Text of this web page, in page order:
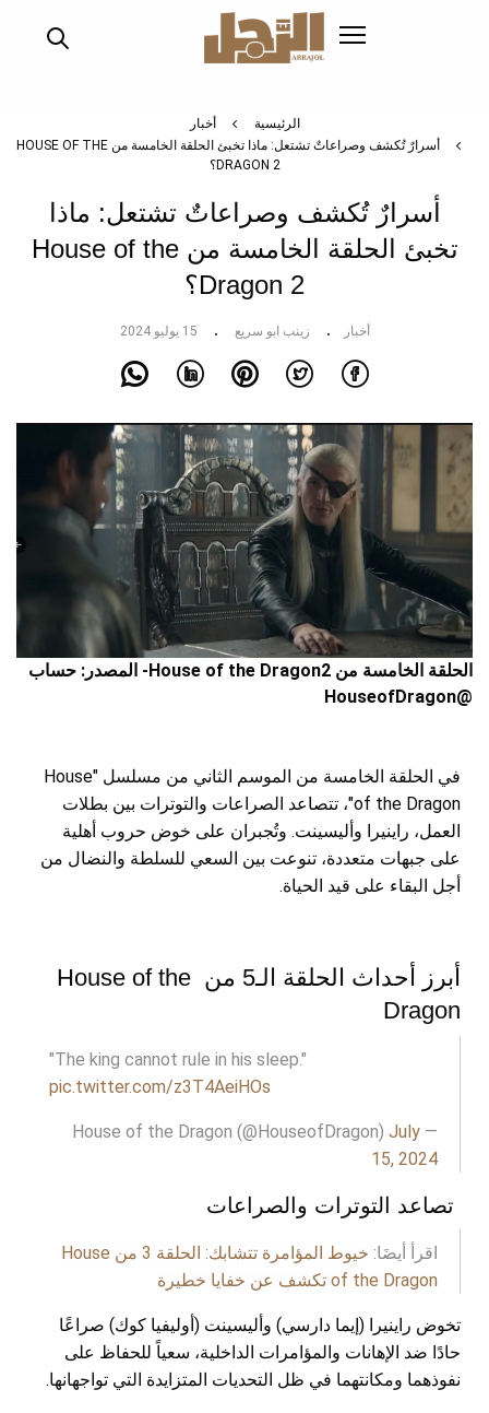
الرئيسية
أخبار
أسرارٌ تُكشف وصراعاتٌ تشتعل: ماذا تخبئ الحلقة الخامسة من HOUSE OF THE
DRAGON 2؟
أسرارٌ تُكشف وصراعاتٌ تشتعل: ماذا
تخبئ الحلقة الخامسة من House of the
Dragon 2؟
أخبار زينب ابو سريع 15 يوليو 2024
الحلقة الخامسة من House of the Dragon2- المصدر: حساب
@HouseofDragon
في الحلقة الخامسة من الموسم الثاني من مسلسل "House
of the Dragon"، تتصاعد الصراعات والتوترات بين بطلات
العمل، راينيرا وأليسينت. وتُجبران على خوض حروب أهلية
على جبهات متعددة، تنوعت بين السعي للسلطة والنضال من
أجل البقاء على قيد الحياة.
أبرز أحداث الحلقة الـ5 من House of the
Dragon
"The king cannot rule in his sleep."
pic.twitter.com/z3T4AeiHOs
— House of the Dragon (@HouseofDragon)
July
15, 2024
تصاعد التوترات والصراعات
اقرأ أيضَا:
خيوط المؤامرة تتشابك: الحلقة 3 من House
of the Dragon تكشف عن خفايا خطيرة
تخوض راينيرا (إيما دارسي) وأليسينت (أوليفيا كوك) صراعًا
حادًا ضد الإهانات والمؤامرات الداخلية، سعياً للحفاظ على
نفوذهما ومكانتهما في ظل التحديات المتزايدة التي تواجهانها.